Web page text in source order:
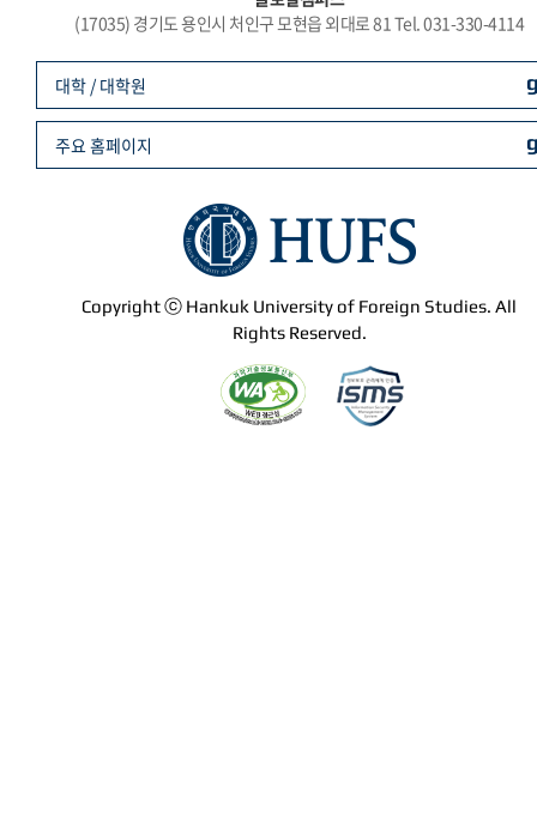
(17035) 경기도 용인시 처인구 모현읍 외대로 81 Tel. 031-330-4114
Copyright ⓒ Hankuk University of Foreign Studies. All
Rights Reserved.
대학 / 대학원
주요 홈페이지